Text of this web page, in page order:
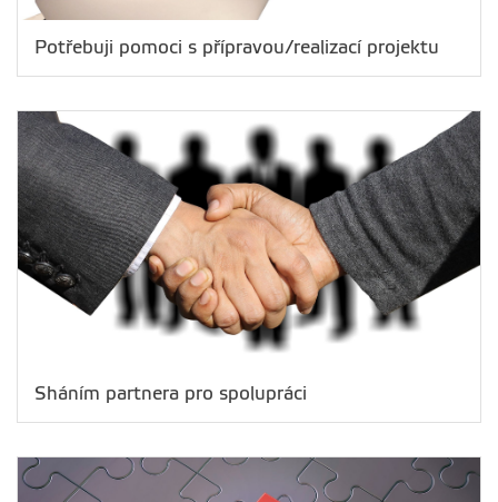
Potřebuji pomoci s přípravou/realizací projektu
Sháním partnera pro spolupráci